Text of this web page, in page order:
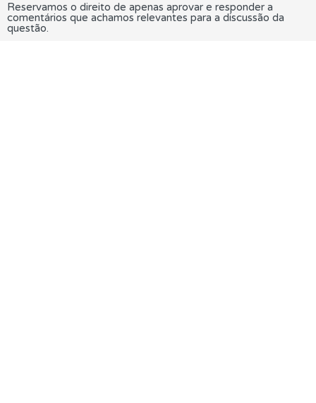
Reservamos o direito de apenas aprovar e responder a
comentários que achamos relevantes para a discussão da
questão.